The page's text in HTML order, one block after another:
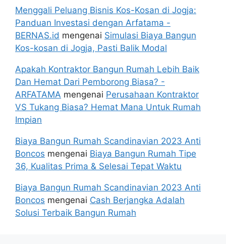
Menggali Peluang Bisnis Kos-Kosan di Jogja:
Panduan Investasi dengan Arfatama -
BERNAS.id mengenai Simulasi Biaya Bangun
Kos-kosan di Jogja, Pasti Balik Modal
Apakah Kontraktor Bangun Rumah Lebih Baik
Dan Hemat Dari Pemborong Biasa? -
ARFATAMA mengenai Perusahaan Kontraktor
VS Tukang Biasa? Hemat Mana Untuk Rumah
Impian
Biaya Bangun Rumah Scandinavian 2023 Anti
Boncos mengenai Biaya Bangun Rumah Tipe
36, Kualitas Prima & Selesai Tepat Waktu
Biaya Bangun Rumah Scandinavian 2023 Anti
Boncos mengenai Cash Berjangka Adalah
Solusi Terbaik Bangun Rumah